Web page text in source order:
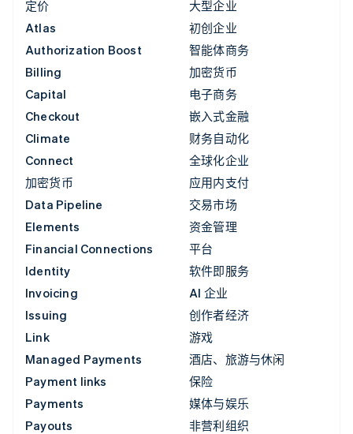
定价
Atlas
Authorization Boost
Billing
Capital
Checkout
Climate
Connect
加密货币
Data Pipeline
Elements
Financial Connections
Identity
Invoicing
Issuing
Link
Managed Payments
Payment links
Payments
Payouts
大型企业
初创企业
智能体商务
加密货币
电子商务
嵌入式金融
财务自动化
全球化企业
应用内支付
交易市场
资金管理
平台
软件即服务
AI 企业
创作者经济
游戏
酒店、旅游与休闲
保险
媒体与娱乐
非营利组织